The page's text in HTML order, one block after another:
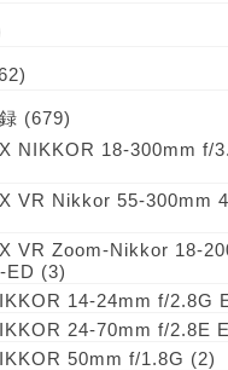
(679)
NIKKOR 18-300mm f/
VR Nikkor 55-300mm
VR Zoom-Nikkor 18-
ED (3)
14-24mm f/2.8G
24-70mm f/2.8E
50mm f/1.8G (2)